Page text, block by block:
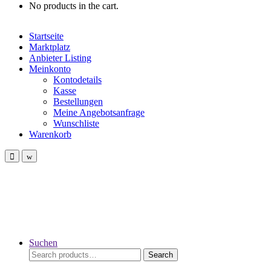
No products in the cart.
Startseite
Marktplatz
Anbieter Listing
Meinkonto
Kontodetails
Kasse
Bestellungen
Meine Angebotsanfrage
Wunschliste
Warenkorb
Suchen
Search